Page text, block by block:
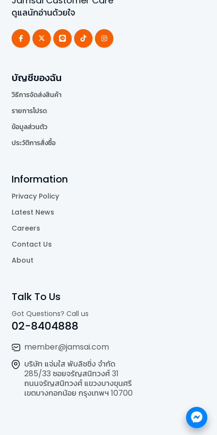
ดูแลนักอ่านด้วยใจ
บัญชีของฉัน
วิธีการจัดส่งสินค้า
รายการโปรด
ข้อมูลส่วนตัว
ประวัติการสั่งซื้อ
Information
Privacy Policy
Latest News
Careers
Contact Us
About
Talk To Us
Got Questions? Call us
02-8404888
member@jamsai.com
บริษัท แจ่มใส พับลิชชิ่ง จำกัด
285/33 ซอยจรัญสนิทวงศ์ 31
ถนนจรัญสนิทวงศ์ แขวงบางขุนศรี
เขตบางกอกน้อย กรุงเทพฯ 10700